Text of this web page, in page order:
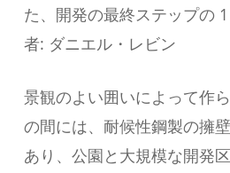
た、開発の最終ステップの
者: ダニエル・レビン
景観のよい囲いによって作
の間には、耐候性鋼製の擁
あり、公園と大規模な開発